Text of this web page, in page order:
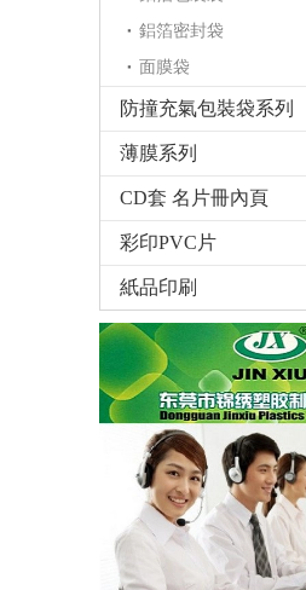
鋁箔密封袋
面膜袋
防撞充氣包裝袋系列
薄膜系列
CD套 名片冊內頁
彩印PVC片
紙品印刷